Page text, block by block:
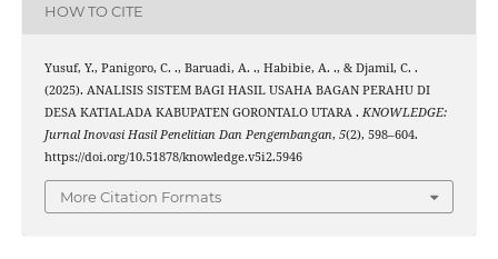
HOW TO CITE
Yusuf, Y., Panigoro, C. ., Baruadi, A. ., Habibie, A. ., & Djamil, C. .
(2025). ANALISIS SISTEM BAGI HASIL USAHA BAGAN PERAHU DI
DESA KATIALADA KABUPATEN GORONTALO UTARA . KNOWLEDGE:
Jurnal Inovasi Hasil Penelitian Dan Pengembangan, 5(2), 598–604.
https://doi.org/10.51878/knowledge.v5i2.5946
More Citation Formats